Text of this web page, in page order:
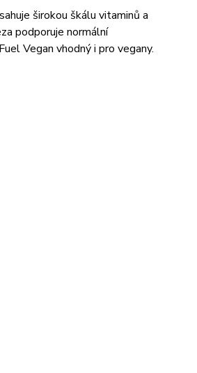
širokou škálu vitaminů a
podporuje normální
Vegan vhodný i pro vegany.